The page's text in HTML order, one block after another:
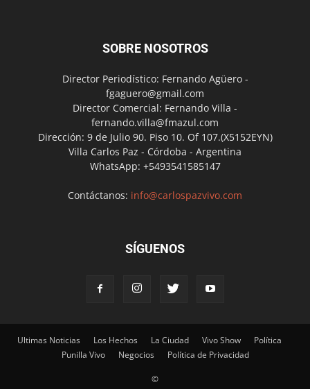
SOBRE NOSOTROS
Director Periodístico: Fernando Agüero -
fgaguero@gmail.com
Director Comercial: Fernando Villa -
fernando.villa@fmazul.com
Dirección: 9 de Julio 90. Piso 10. Of 107.(X5152EYN)
Villa Carlos Paz - Córdoba - Argentina
WhatsApp: +5493541585147
Contáctanos: info@carlospazvivo.com
SÍGUENOS
Ultimas Noticias Los Hechos La Ciudad Vivo Show
Política
Punilla Vivo
Negocios Política de Privacidad
©